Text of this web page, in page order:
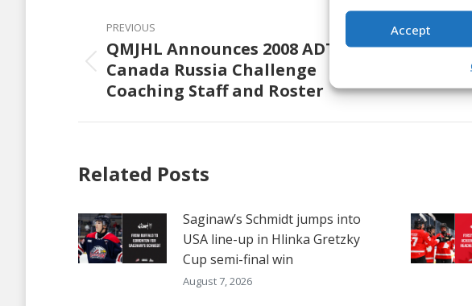
Accept
Post
navigation
PREVIOUS
Previous
post:
QMJHL Announces 2008 ADT
Canada Russia Challenge
Coaching Staff and Roster
post:
Related Posts
Saginaw’s Schmidt jumps into
USA line-up in Hlinka Gretzky
Cup semi-final win
August 7, 2026